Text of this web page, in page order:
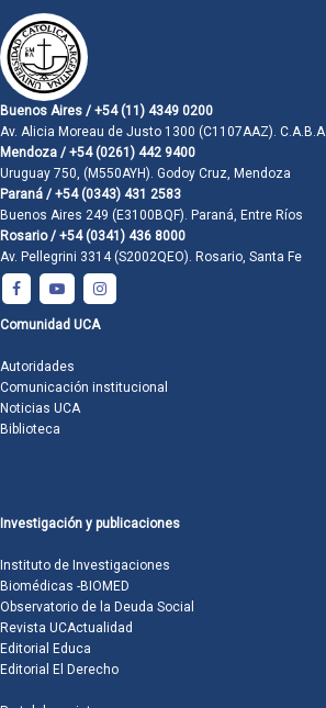
Buenos Aires / +54 (11) 4349 0200
Av. Alicia Moreau de Justo 1300 (C1107AAZ). C.A.B.A.
Mendoza / +54 (0261) 442 9400
Uruguay 750, (M550AYH). Godoy Cruz, Mendoza
Paraná / +54 (0343) 431 2583
Buenos Aires 249 (E3100BQF). Paraná, Entre Ríos
Rosario / +54 (0341) 436 8000
Av. Pellegrini 3314 (S2002QEO). Rosario, Santa Fe
Comunidad UCA
Autoridades
Comunicación institucional
Noticias UCA
Biblioteca
Investigación y publicaciones
Instituto de Investigaciones
Biomédicas -BIOMED
Observatorio de la Deuda Social
Revista UCActualidad
Editorial Educa
Editorial El Derecho